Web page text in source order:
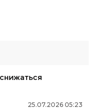
25.07.2026 05:23